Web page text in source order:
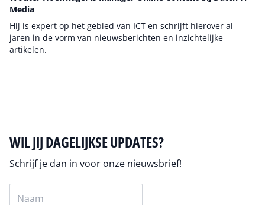
Media
Hij is expert op het gebied van ICT en schrijft hierover al
jaren in de vorm van nieuwsberichten en inzichtelijke
artikelen.
WIL JIJ DAGELIJKSE UPDATES?
Schrijf je dan in voor onze nieuwsbrief!